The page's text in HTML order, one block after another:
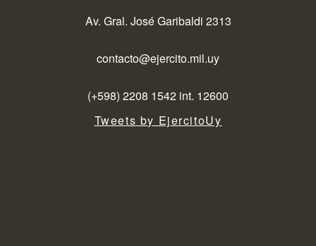
Av. Gral. José Garibaldi 2313
contacto@ejercito.mil.uy
(+598) 2208 1542 int. 12600
Tweets by EjercitoUy